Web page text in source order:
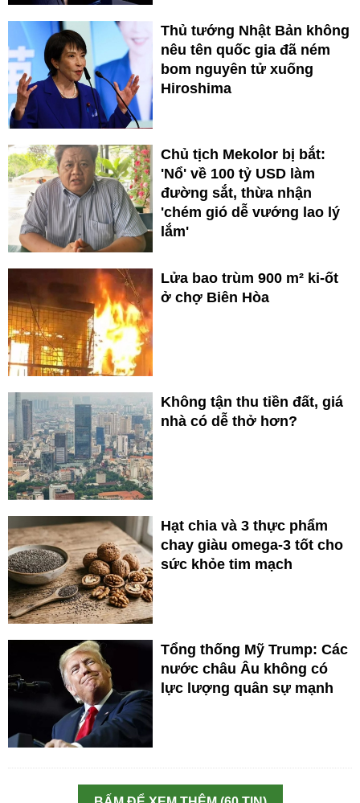
Thủ tướng Nhật Bản không
nêu tên quốc gia đã ném
bom nguyên tử xuống
Hiroshima
Chủ tịch Mekolor bị bắt:
'Nổ' về 100 tỷ USD làm
đường sắt, thừa nhận
'chém gió dễ vướng lao lý
lắm'
Lửa bao trùm 900 m² ki-ốt
ở chợ Biên Hòa
Không tận thu tiền đất, giá
nhà có dễ thở hơn?
Hạt chia và 3 thực phẩm
chay giàu omega-3 tốt cho
sức khỏe tim mạch
Tổng thống Mỹ Trump: Các
nước châu Âu không có
lực lượng quân sự mạnh